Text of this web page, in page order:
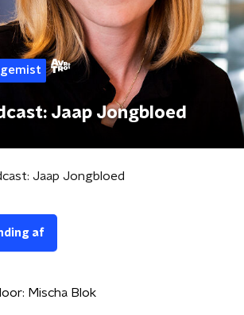
Jaap Jongbloed
Jaap Jongbloed
af
Mischa Blok